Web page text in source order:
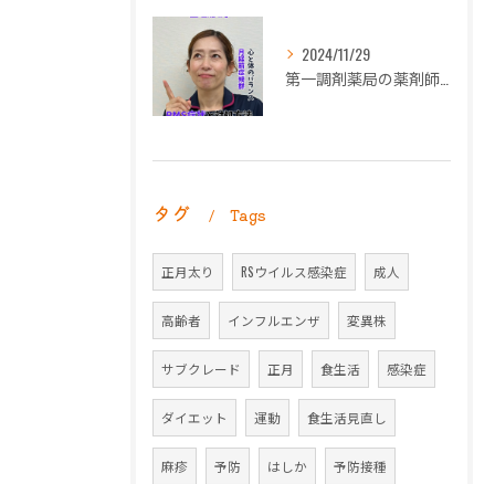
2024/11/29
タグ Tags
正月太り RSウイルス感染症 成人
高齢者 インフルエンザ 変異株
サブクレード 正月 食生活 感染症
ダイエット 運動 食生活見直し
麻疹 予防 はしか 予防接種